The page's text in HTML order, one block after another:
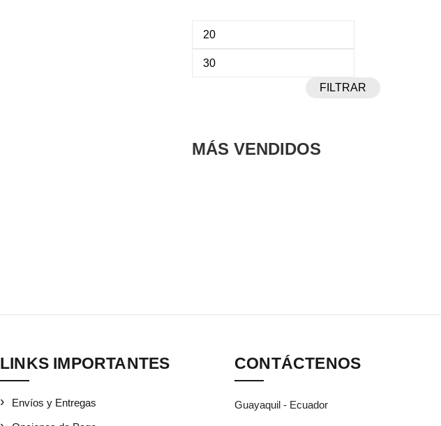
Precio
FILTRAR
MÁS VENDIDOS
LINKS IMPORTANTES
Envíos y Entregas
CONTÁCTENOS
Guayaquil - Ecuador